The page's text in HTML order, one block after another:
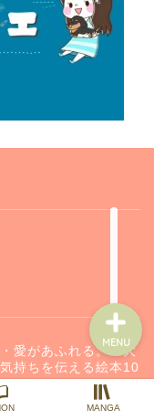
愛があふれる。「大
持ちを伝える絵本10
MANGA
MENU